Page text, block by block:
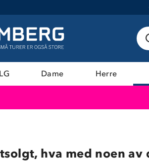
Dame Herre
hva med noen av